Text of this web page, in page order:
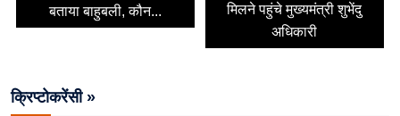
बताया बाहुबली, कौन...
मिलने पहुंचे मुख्यमंत्री शुभेंदु
अधिकारी
क्रिप्टोकरेंसी »